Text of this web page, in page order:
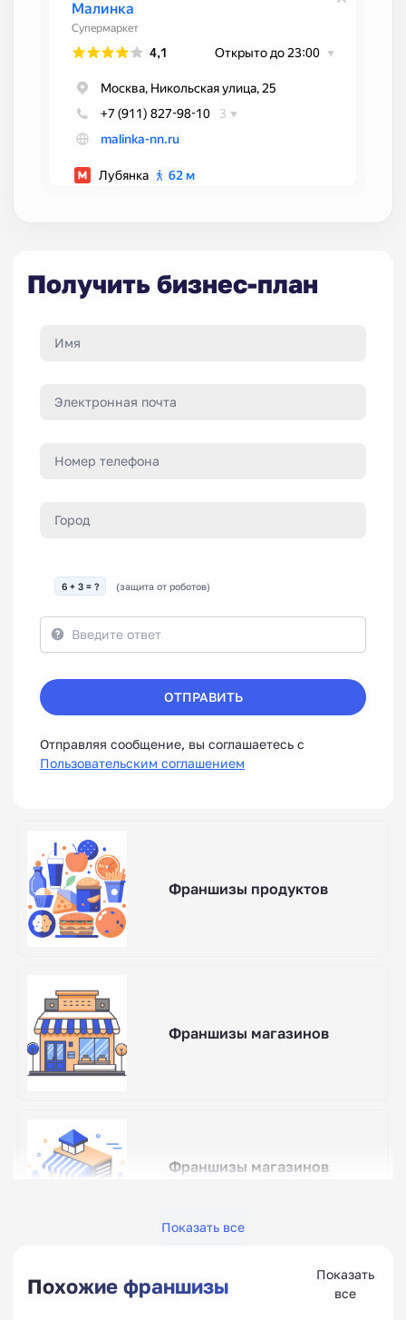
Получить бизнес-план
6 + 3 = ? (защита от роботов)
ОТПРАВИТЬ
Отправляя сообщение, вы соглашаетесь с
Пользовательским соглашением
Франшизы продуктов
Франшизы магазинов
Франшизы магазинов
Показать все
Похожие франшизы
Показать
все